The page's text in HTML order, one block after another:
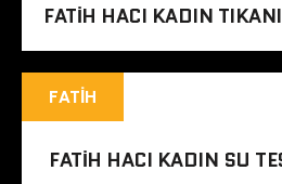
FATIH HACI KADIN
FATIH
FATIH HACI KADIN SU